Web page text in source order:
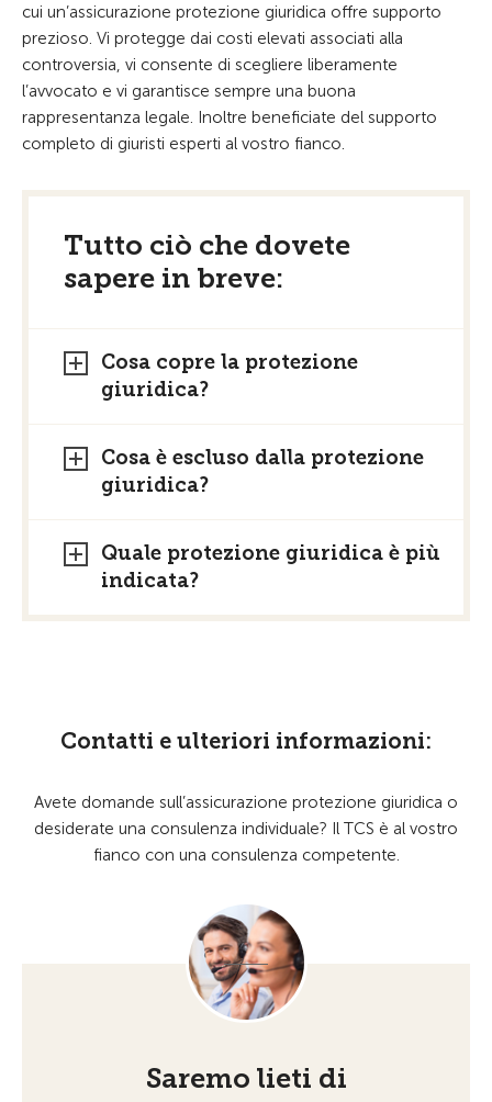
cui un’assicurazione protezione giuridica offre supporto
prezioso. Vi protegge dai costi elevati associati alla
controversia, vi consente di scegliere liberamente
l’avvocato e vi garantisce sempre una buona
rappresentanza legale. Inoltre beneficiate del supporto
completo di giuristi esperti al vostro fianco.
Tutto ciò che dovete
sapere in breve:
Cosa copre la protezione
giuridica?
Cosa è escluso dalla protezione
giuridica?
Quale protezione giuridica è più
indicata?
Contatti e ulteriori informazioni:
Avete domande sull’assicurazione protezione giuridica o
desiderate una consulenza individuale? Il TCS è al vostro
fianco con una consulenza competente.
Saremo lieti di